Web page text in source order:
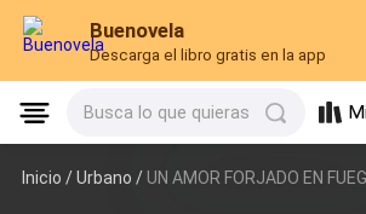
Buenovela
Descarga el libro gratis en la app
Busca lo que quieras
Inicio /Urbano / UN AMOR FORJADO EN